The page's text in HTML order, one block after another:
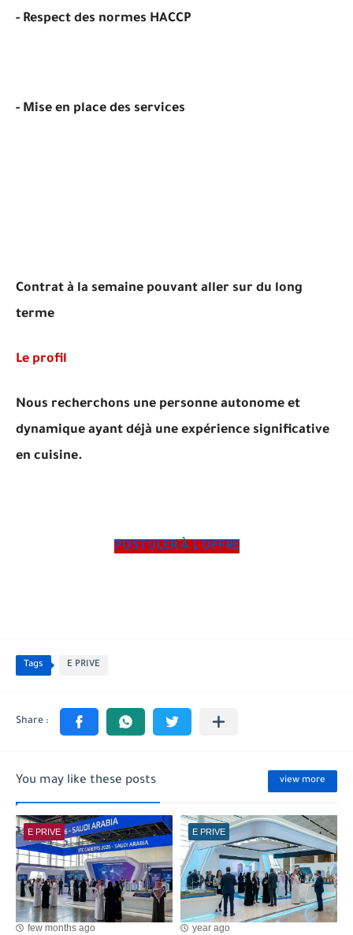
- Respect des normes HACCP
- Mise en place des services
Contrat à la semaine pouvant aller sur du long
terme
Le profil
Nous recherchons une personne autonome et
dynamique ayant déjà une expérience significative
en cuisine.
POSTULER À L'OFFRE
Tags E PRIVE
You may like these posts view more
E PRIVE
few months ago
E PRIVE
year ago